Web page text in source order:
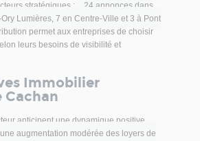
Vous pouvez contacter Monsieur Da
une visite et obtenir plus de
ce bien.
: 3 mois
: Trimestriels et d'avance
stratégiques :
24 annonces dans
Lumières, 7 en Centre-Ville et 3 à Pont
permet aux entreprises de choisir
leurs besoins de visibilité et
Immobilier
Cachan
anticipent une dynamique positive
une augmentation modérée des loyers de